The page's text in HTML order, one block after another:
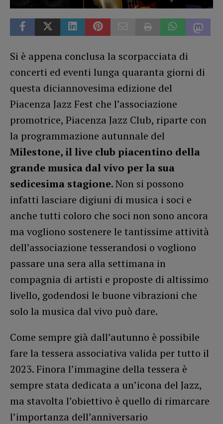
Si è appena conclusa la scorpacciata di
concerti ed eventi lunga quaranta giorni di
questa diciannovesima edizione del
Piacenza Jazz Fest che l’associazione
promotrice, Piacenza Jazz Club, riparte con
la programmazione autunnale del
Milestone, il live club piacentino della
grande musica dal vivo per la sua
sedicesima stagione. Non si possono
infatti lasciare digiuni di musica i soci e
anche tutti coloro che soci non sono ancora
ma vogliono sostenere le tantissime attività
dell’associazione tesserandosi o vogliono
passare una sera alla settimana in
compagnia di artisti e proposte di altissimo
livello, godendosi le buone vibrazioni che
solo la musica dal vivo può dare.
Come sempre già dall’autunno è possibile
fare la tessera associativa valida per tutto il
2023. Finora l’immagine della tessera è
sempre stata dedicata a un’icona del Jazz,
ma stavolta l’obiettivo è quello di rimarcare
l’importanza dell’anniversario